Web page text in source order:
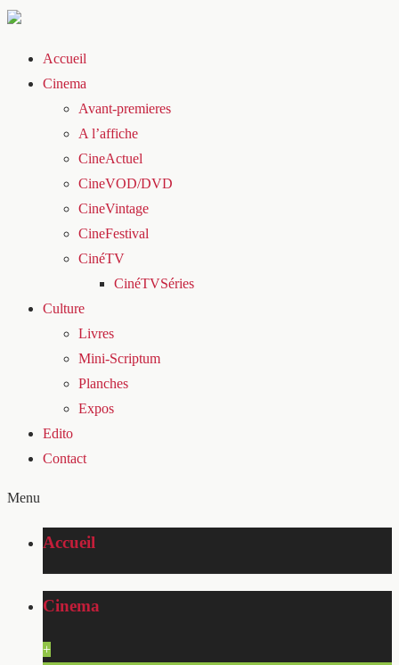
Accueil
Cinema
Avant-premieres
A l’affiche
CineActuel
CineVOD/DVD
CineVintage
CineFestival
CinéTV
CinéTVSéries
Culture
Livres
Mini-Scriptum
Planches
Expos
Edito
Contact
Menu
Accueil
Cinema
+